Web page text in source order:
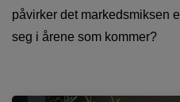
påvirker det markedsmiksen
seg i årene som kommer?